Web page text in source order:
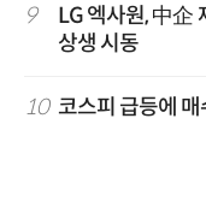
9
LG 엑사원, 中企
상생 시동
10 코스피 급등에